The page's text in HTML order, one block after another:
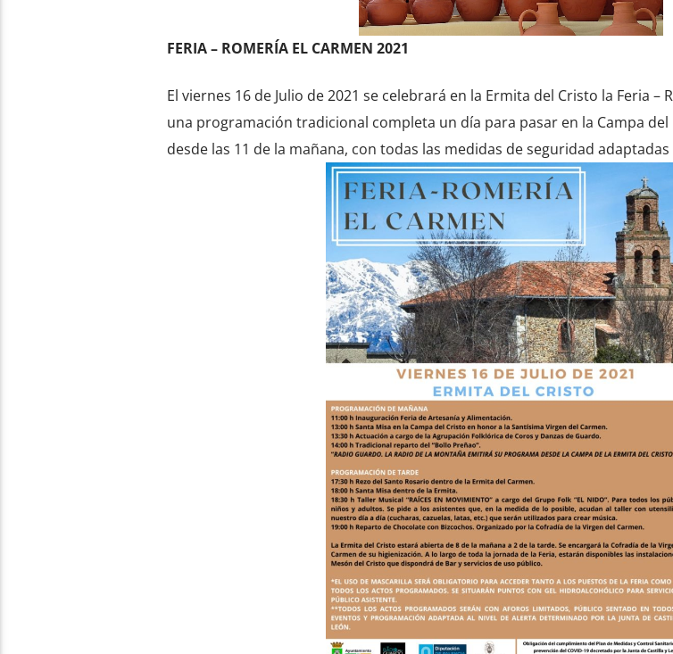
FERIA – ROMERÍA EL CARMEN 2021
El viernes 16 de Julio de 2021 se celebrará en la Ermita del Cristo la Feria –
una programación tradicional completa un día para pasar en la Campa
desde las 11 de la mañana, con todas las medidas de seguridad